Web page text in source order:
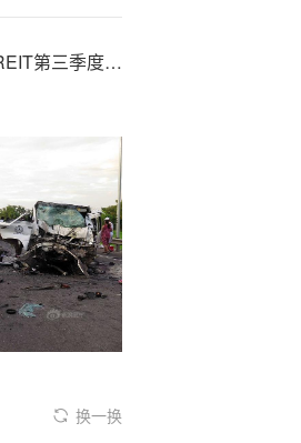
中?航易商仓‘储’物流REIT第三季度收入3314万元 净亏损2105万元
换一换